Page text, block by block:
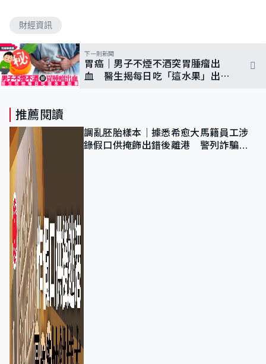
財經資訊
下一則新聞
胃癌｜男子不煙不酒突胃腫瘤出
血 醫生揭每日吃「這水果」出
推薦閱讀
調亂胚胎樣本｜據悉希愈大馬籍員工涉
錄假口供掩飾出錯後離港 警列詐騙